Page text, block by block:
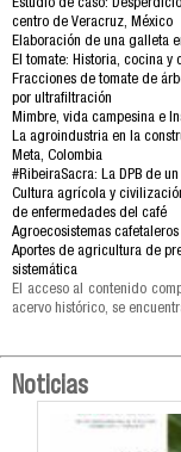
Estudio de caso:
centro de Veracruz, México
Elaboración de una galleta
El tomate: Historia, cocina y
Fracciones de tomate de
por ultrafiltración
Mimbre, vida campesina e
La agroindustria en la
Meta, Colombia
#RibeiraSacra: La DPB de
Cultura agrícola y
de enfermedades del café
Agroecosistemas
Aportes de agricultura de
sistemática
El acceso al contenido
acervo histórico, se
Noticias